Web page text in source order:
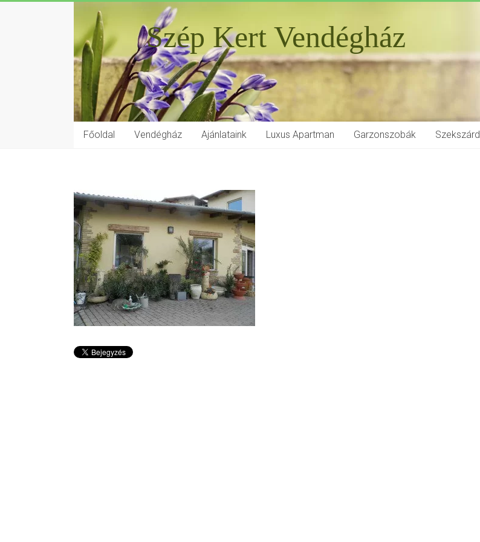
Szép Kert Vendégház
Főoldal Vendégház Ajánlataink Luxus Apartman Garzonszobák Szekszárd